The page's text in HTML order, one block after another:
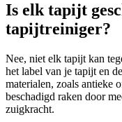
Is elk tapijt
tapijtreiniger?
Nee, niet elk tapijt kan
het label van je tapijt en
materialen, zoals antieke
beschadigd raken door
zuigkracht.